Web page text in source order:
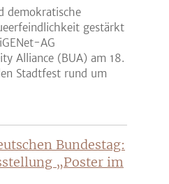
demokratische
gestärkt
AG
Alliance (BUA) am 18.
Stadtfest rund um
Bundestag:
„Poster im